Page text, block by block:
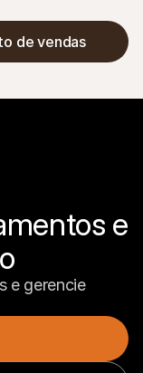
de vendas
e
e gerencie